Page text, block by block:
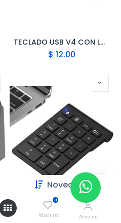
Novedades
0
Wishlist Account
TECLADO USB V4 CON LUCES RGB
$ 12.00
$25.00